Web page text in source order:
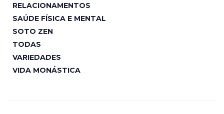
RELACIONAMENTOS
SAÚDE FÍSICA E MENTAL
SOTO ZEN
TODAS
VARIEDADES
VIDA MONÁSTICA